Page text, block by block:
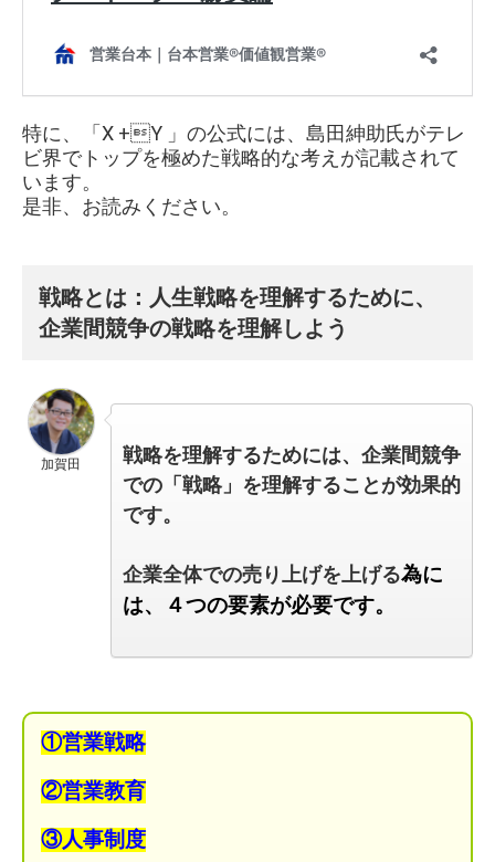
特に、「X +Y 」の公式には、島田紳助氏がテレ
ビ界でトップを極めた戦略的な考えが記載されて
います。
是非、お読みください。
戦略とは：人生戦略を理解するために、
企業間競争の戦略を理解しよう
加賀田
戦略を理解するためには、企業間競争
での「戦略」を理解することが効果的
です。
企業全体での売り上げを上げる為に
は、
４つの要素が必要です。
①営業戦略
②営業教育
③人事制度